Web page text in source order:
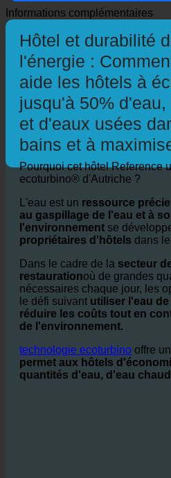
Obtenir des directions
Informations complémentaires
Hôtel et durabilité
l'énergie :
aide les hôtels à
jusqu'à 50%
et d'eaux usées
bains et à
Pourquoi cet hôtel Reference
ecoturbino® d'Autriche ?
L'eau est unressource
au gaspillage de l'eau et à
l'environnement se
propriétaires d'hôtelsdans le
Dans le cadre de la secteur
restaurationoù de grandes
nécessaires chaque jour, les
le défi suivantutiliser l'eau de
réduire les coûts tout en
de l'environnement.
technologie ecoturbinooffre